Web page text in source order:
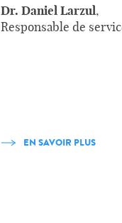
Dr. Daniel Larzul,
Responsable de
EN SAVOIR PLUS